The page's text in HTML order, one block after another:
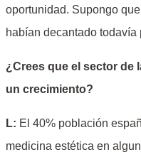
oportunidad. Supongo
habían decantado todavía
¿Crees que el sector de
un crecimiento?
L: El 40% población
medicina estética en